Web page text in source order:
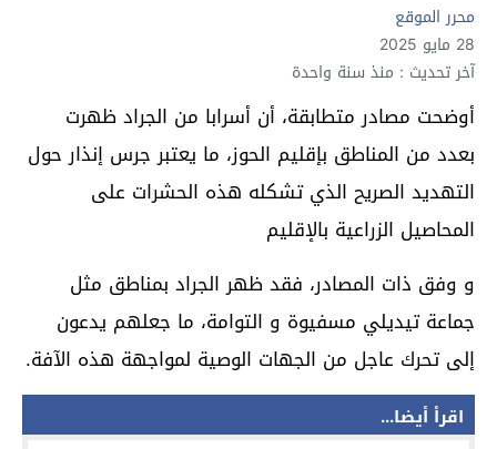
محرر الموقع
28 مايو 2025
آخر تحديث : منذ سنة واحدة
أوضحت مصادر متطابقة، أن أسرابا من الجراد ظهرت
بعدد من المناطق بإقليم الحوز، ما يعتبر جرس إنذار حول
التهديد الصريح الذي تشكله هذه الحشرات على
المحاصيل الزراعية بالإقليم
و وفق ذات المصادر، فقد ظهر الجراد بمناطق مثل
جماعة تيديلي مسفيوة و التوامة، ما جعلهم يدعون
إلى تحرك عاجل من الجهات الوصية لمواجهة هذه الآفة.
اقرأ أيضا...